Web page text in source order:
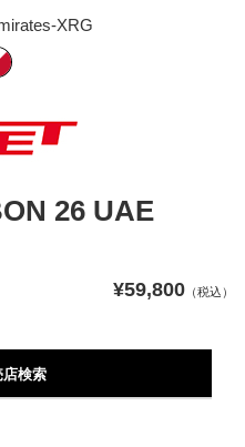
26 UAE
¥59,800 （税込）
XRG
店検索